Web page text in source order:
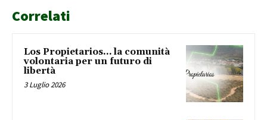
Correlati
Los Propietarios… la comunità
volontaria per un futuro di
libertà
3 Luglio 2026